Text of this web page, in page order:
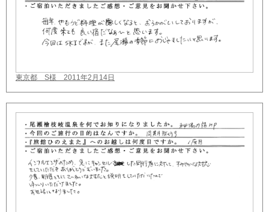
東京都 S様 2011年2月14日